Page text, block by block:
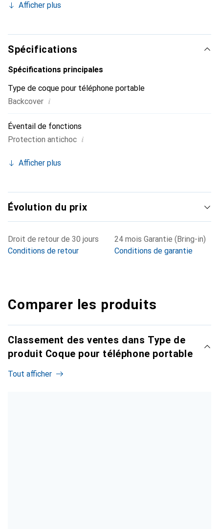
chic et essentiel de votre smartphone. Reconnaître
marque Noreve est un choix sûr pour une clientèle
exigeante.
Afficher plus
Spécifications
Spécifications principales
Type de coque pour téléphone portable
Backcover i
Éventail de fonctions
Protection antichoc i
Afficher plus
Évolution du prix
Droit de retour de 30 jours
Conditions de retour
24 mois Garantie (Bring-in)
Conditions de garantie
Comparer les produits
Classement des ventes dans Type de
produit Coque pour téléphone portable
Tout afficher